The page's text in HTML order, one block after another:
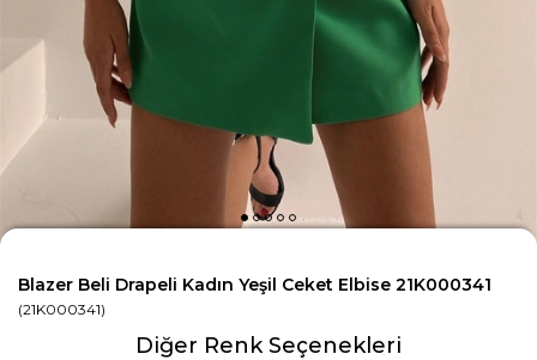
Blazer Beli Drapeli Kadın Yeşil Ceket Elbise 21K000341
(21K000341)
Diğer Renk Seçenekleri